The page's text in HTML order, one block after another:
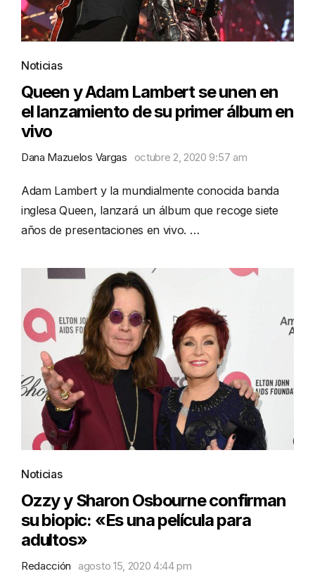
Noticias
Queen y Adam Lambert se unen en
el lanzamiento de su primer álbum en
vivo
Dana Mazuelos Vargas octubre 2, 2020 9:57 am
Adam Lambert y la mundialmente conocida banda
inglesa Queen, lanzará un álbum que recoge siete
años de presentaciones en vivo. …
Noticias
Ozzy y Sharon Osbourne confirman
su biopic: «Es una película para
adultos»
Redacción agosto 15, 2020 4:44 pm